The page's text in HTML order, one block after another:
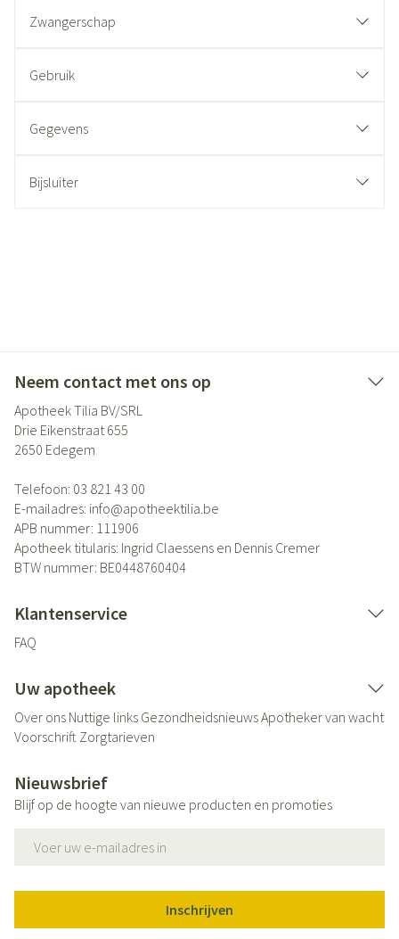
Zwangerschap
Gebruik
Gegevens
Bijsluiter
Neem contact met ons op
Apotheek Tilia BV/SRL
Drie Eikenstraat 655
2650 Edegem
Telefoon: 03 821 43 00
E-mailadres: info@apotheektilia.be
APB nummer: 111906
Apotheek titularis: Ingrid Claessens en Dennis Cremer
BTW nummer: BE0448760404
Klantenservice
FAQ
Uw apotheek
Over ons Nuttige links GezondheidsnieuwsApotheker van wacht
Voorschrift Zorgtarieven
Nieuwsbrief
Blijf op de hoogte van nieuwe producten en promoties
Inschrijven